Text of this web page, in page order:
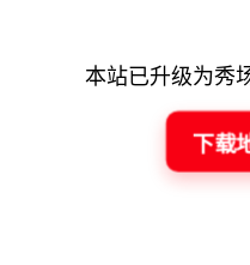
本站已升级为秀
下载